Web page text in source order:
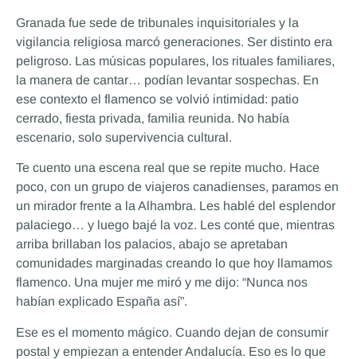
Granada fue sede de tribunales inquisitoriales y la
vigilancia religiosa marcó generaciones. Ser distinto era
peligroso. Las músicas populares, los rituales familiares,
la manera de cantar… podían levantar sospechas. En
ese contexto el flamenco se volvió intimidad: patio
cerrado, fiesta privada, familia reunida. No había
escenario, solo supervivencia cultural.
Te cuento una escena real que se repite mucho. Hace
poco, con un grupo de viajeros canadienses, paramos en
un mirador frente a la Alhambra. Les hablé del esplendor
palaciego… y luego bajé la voz. Les conté que, mientras
arriba brillaban los palacios, abajo se apretaban
comunidades marginadas creando lo que hoy llamamos
flamenco. Una mujer me miró y me dijo: “Nunca nos
habían explicado España así”.
Ese es el momento mágico. Cuando dejan de consumir
postal y empiezan a entender Andalucía. Eso es lo que